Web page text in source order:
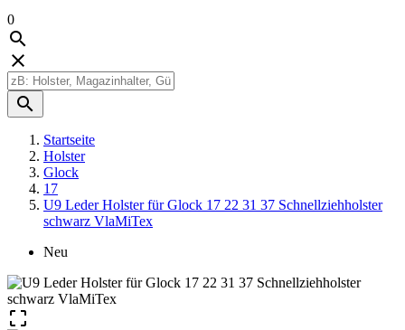
0



Startseite
Holster
Glock
17
U9 Leder Holster für Glock 17 22 31 37 Schnellziehholster
schwarz VlaMiTex
Neu
